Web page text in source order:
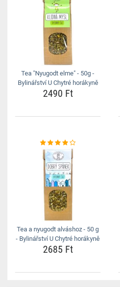
Tea "Nyugodt elme" - 50g -
Bylinářství U Chytré horákyně
2490 Ft
Tea a nyugodt alváshoz - 50 g
- Bylinářství U Chytré horákyně
2685 Ft